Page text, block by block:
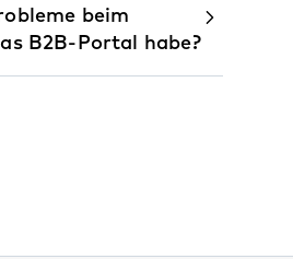
beim
B2B-Portal habe?